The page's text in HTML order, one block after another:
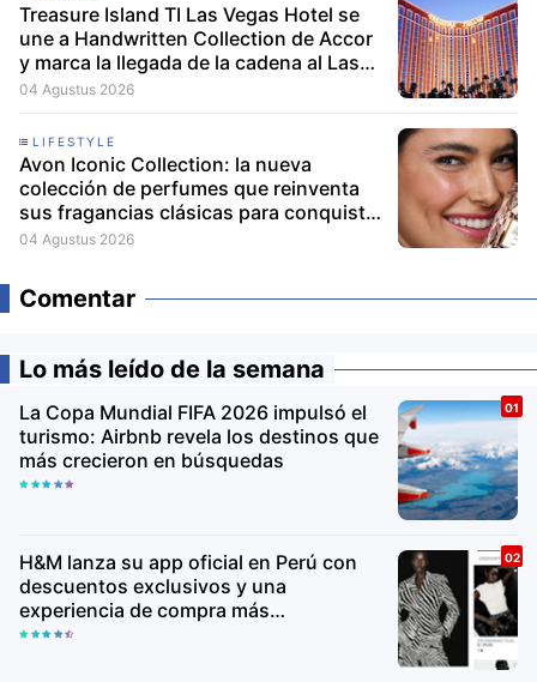
Treasure Island TI Las Vegas Hotel se
une a Handwritten Collection de Accor
y marca la llegada de la cadena al Las
Vegas Strip
04 Agustus 2026
LIFESTYLE
Avon Iconic Collection: la nueva
colección de perfumes que reinventa
sus fragancias clásicas para conquistar
nuevas generaciones
04 Agustus 2026
Comentar
Lo más leído de la semana
La Copa Mundial FIFA 2026 impulsó el
turismo: Airbnb revela los destinos que
más crecieron en búsquedas
H&M lanza su app oficial en Perú con
descuentos exclusivos y una
experiencia de compra más
personalizada